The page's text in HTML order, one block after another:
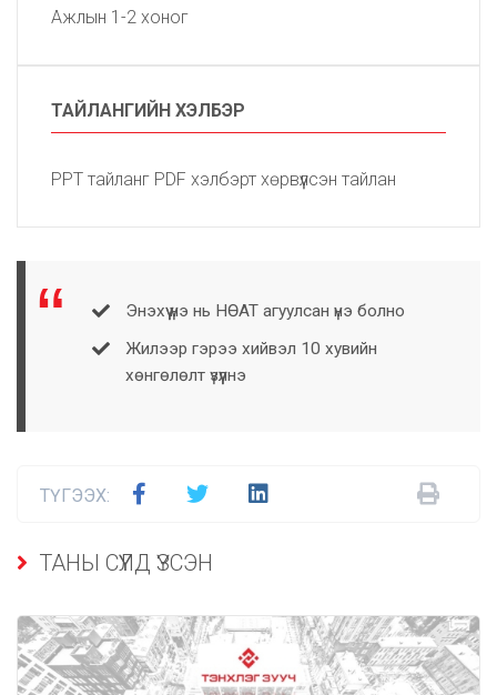
Ажлын 1-2 хоног
ТАЙЛАНГИЙН ХЭЛБЭР
PPT тайланг PDF хэлбэрт хөрвүүлсэн тайлан
Энэхүү үнэ нь НӨАТ агуулсан үнэ болно
Жилээр гэрээ хийвэл 10 хувийн
хөнгөлөлт үзүүлнэ
ТҮГЭЭХ:
ТАНЫ СҮҮЛД ҮЗСЭН